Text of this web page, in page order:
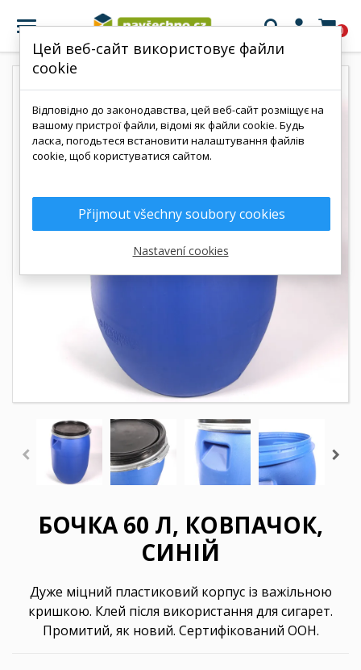
 0
БОЧКА 60 Л, КОВПАЧОК,
СИНІЙ
Дуже міцний пластиковий корпус із важільною
кришкою. Клей після використання для сигарет.
Промитий, як новий. Сертифікований ООН.
Цей веб-сайт використовує файли
cookie
Відповідно до законодавства, цей веб-сайт розміщує на
вашому пристрої файли, відомі як файли cookie. Будь
ласка, погодьтеся встановити налаштування файлів
cookie, щоб користуватися сайтом.
Přijmout všechny soubory cookies
Nastavení cookies